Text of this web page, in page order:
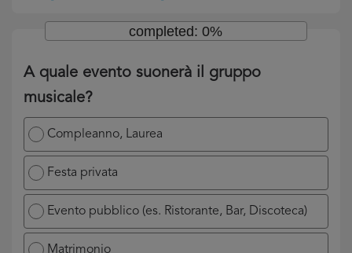
A quale evento suonerà il gruppo
musicale?
Compleanno, Laurea
Festa privata
Evento pubblico (es. Ristorante, Bar, Discoteca)
Matrimonio
completed: 0%